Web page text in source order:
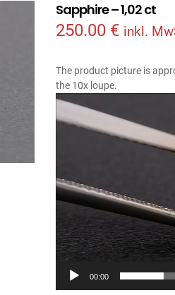
Sapphire – 1,02 ct
250.00 € inkl.
The product picture is
the 10x loupe.
Video
00:00